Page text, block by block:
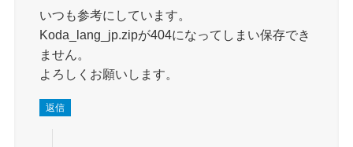
いつも参考にしています。
Koda_lang_jp.zipが404になってしまい保存でき
ません。
よろしくお願いします。
返信